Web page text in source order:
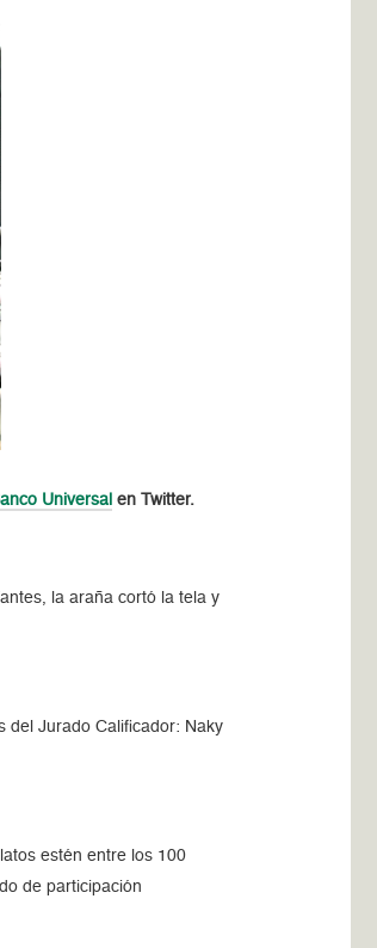
Universal en Twitter.
la araña cortó la tela y
del Jurado Calificador: Naky
estén entre los 100
de participación